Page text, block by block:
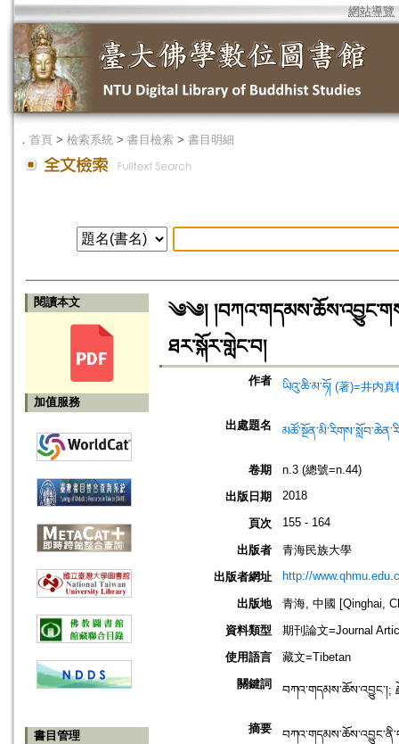
網站導覽
． 首頁 > 檢索系統 > 書目檢索 > 書目明細
閱讀本文
加值服務
書目管理
༄༄།
ཐར་སྐོར་གླེང་བ།
作者 ཡིའུ་ཆི་མ་ཧོ། (著)=井内
出處題名
卷期
n.3 (總號=n.44)
出版日期
2018
頁次 155 - 164
出版者
青海民族大學
出版者網址
http://
出版地
青海, 中國 [Qinghai,
資料類型
期刊論文=Journal
使用語言
藏文=Tibetan
關鍵詞
བཀའ་གདམས་ཆོས་འབྱུང་།;
摘要